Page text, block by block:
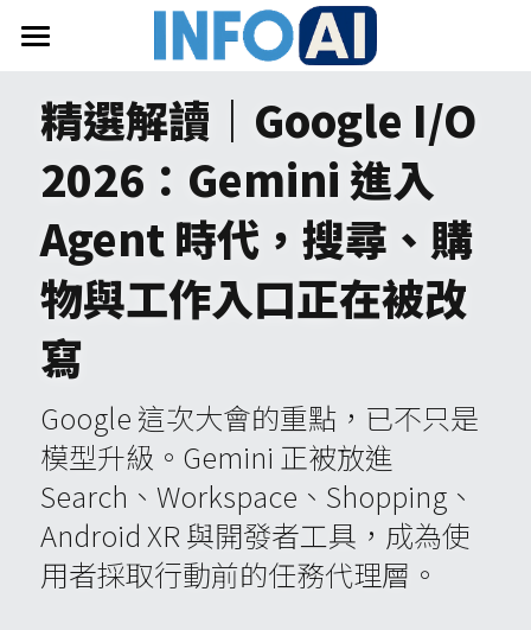
關於InfoAI
訂閱電子報
最新文章
搜索
精選解讀｜ Google I/O
2026 ： Gemini 進入
Agent 時代，搜尋、購
物與工作入口正在被改
寫
Google 這次大會的重點，已不只是
模型升級。Gemini 正被放進
Search、Workspace、Shopping、
Android XR 與開發者工具，成為使
用者採取行動前的任務代理層。